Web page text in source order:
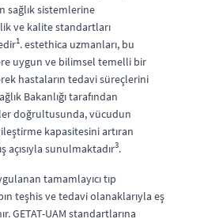
sağlık sistemlerine
ve kalite standartları
1. estethica uzmanları, bu
uygun ve bilimsel temelli bir
hastaların tedavi süreçlerini
Bakanlığı tarafından
doğrultusunda, vücudun
kapasitesini artıran
açısıyla sunulmaktadır3.
tamamlayıcı tıp
teşhis ve tedavi olanaklarıyla eş
GETAT-UAM standartlarına